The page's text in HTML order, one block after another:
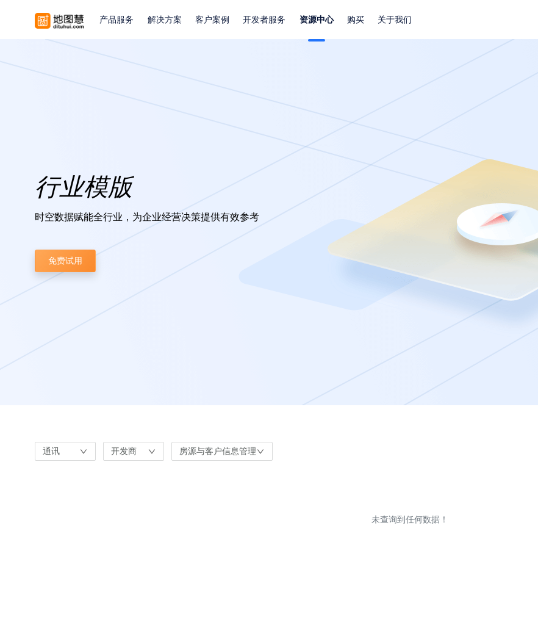
产品服务 解决方案 客户案例 开发者服务 资源中心 购买 关于我们
行业模版
时空数据赋能全行业，为企业经营决策提供有效参考
免费试用
通讯 开发商 房源与客户信息管理
未查询到任何数据！